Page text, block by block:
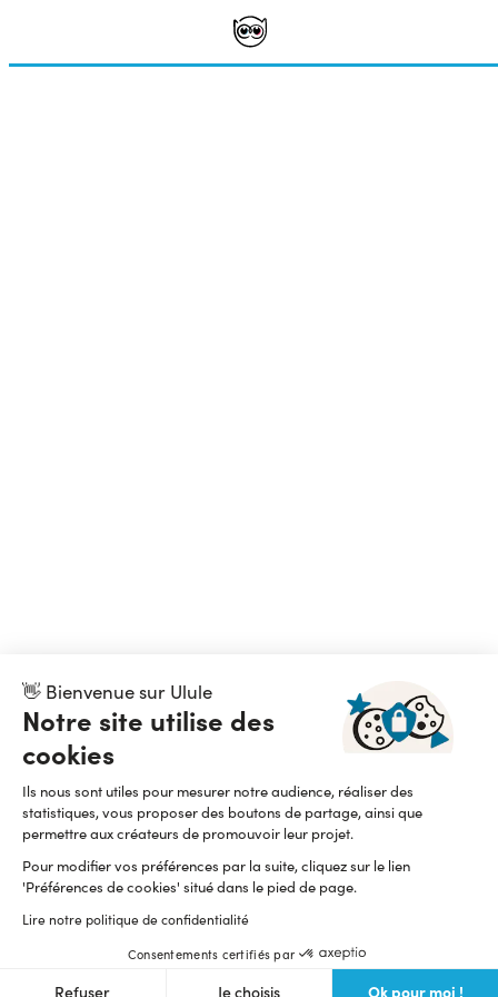
👋 Bienvenue sur Ulule
Notre site utilise des
cookies
Ils nous sont utiles pour mesurer notre audience, réaliser des
statistiques, vous proposer des boutons de partage, ainsi que
permettre aux créateurs de promouvoir leur projet.
Pour modifier vos préférences par la suite, cliquez sur le lien
'Préférences de cookies' situé dans le pied de page.
Lire notre politique de confidentialité
Consentements certifiés par
Refuser Je choisis Ok pour moi !